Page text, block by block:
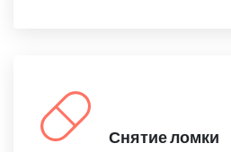
Снятие ломки